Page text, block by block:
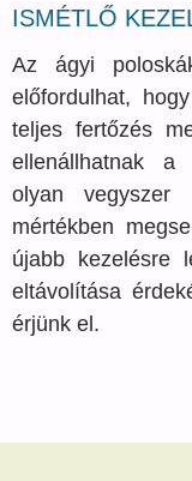
ISMÉTLŐ
Az ágyi
előfordulhat,
teljes fertőzés
ellenállhatnak a
olyan vegyszer
mértékben
újabb kezelésre
eltávolítása
érjünk el.